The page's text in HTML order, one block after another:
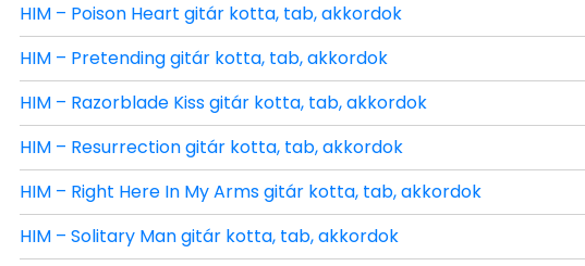
HIM – Poison Heart gitár kotta, tab, akkordok
HIM – Pretending gitár kotta, tab, akkordok
HIM – Razorblade Kiss gitár kotta, tab, akkordok
HIM – Resurrection gitár kotta, tab, akkordok
HIM – Right Here In My Arms gitár kotta, tab, akkordok
HIM – Solitary Man gitár kotta, tab, akkordok